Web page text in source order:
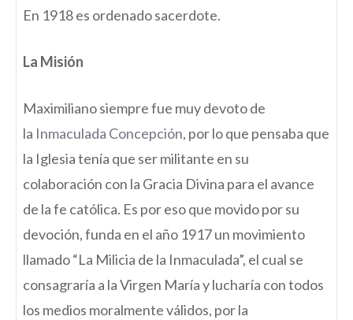
En 1918 es ordenado sacerdote.
La Misión
Maximiliano siempre fue muy devoto de
la Inmaculada Concepción, por lo que pensaba que
la Iglesia tenía que ser militante en su
colaboración con la Gracia Divina para el avance
de la fe católica. Es por eso que movido por su
devoción, funda en el año 1917 un movimiento
llamado “La Milicia de la Inmaculada”, el cual se
consagraría a la Virgen María y lucharía con todos
los medios moralmente válidos, por la